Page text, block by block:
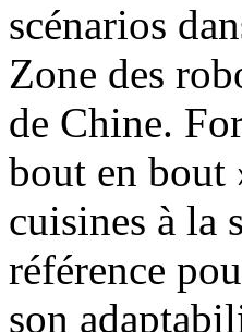
scénarios
Zone des
de Chine.
bout en bout
cuisines à la
référence
son